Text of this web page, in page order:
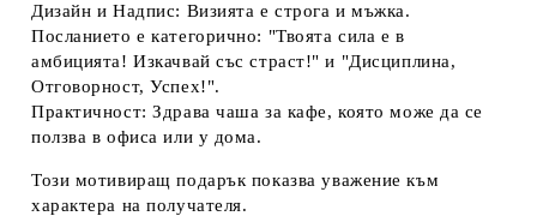
Дизайн и Надпис: Визията е строга и мъжка.
Посланието е категорично: "Твоята сила е в
амбицията! Изкачвай със страст!" и "Дисциплина,
Отговорност, Успех!".
Практичност: Здравачаша за кафе, която може да се
ползва в офиса или у дома.
Този мотивиращ подарък показва уважение към
характера на получателя.